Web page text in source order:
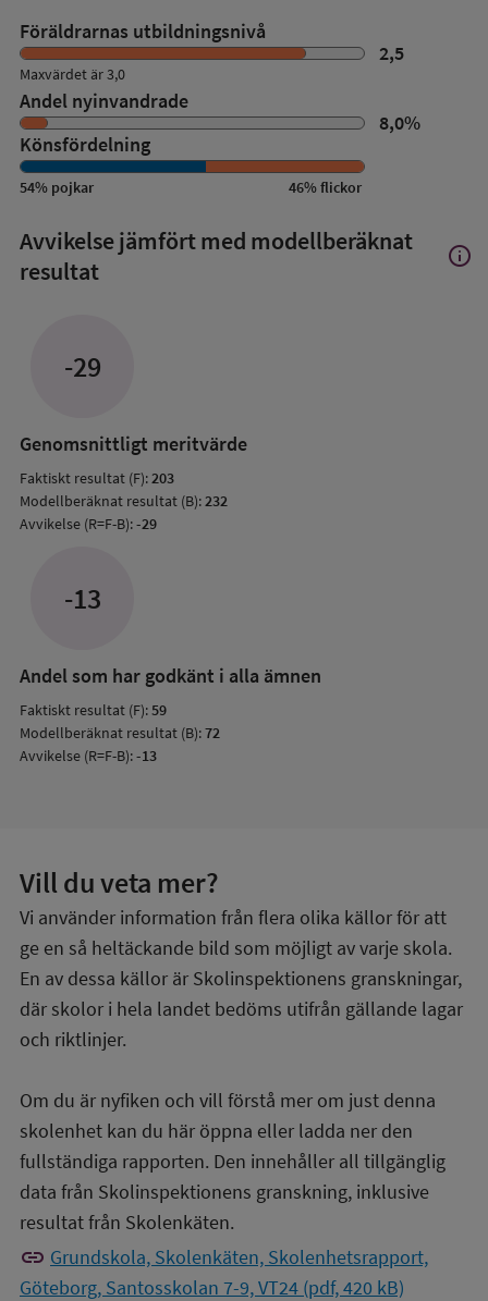
om
Bakgrundsfaktorer
Föräldrarnas utbildningsnivå
2,5
Maxvärdet är 3,0
Andel nyinvandrade
8,0%
Könsfördelning
54% pojkar 46%flickor
Avvikelse jämfört med modellberäknat
resultat
Visa
info
-29
Genomsnittligt meritvärde
Faktiskt resultat (F):203
Modellberäknat resultat (B):232
Avvikelse (R=F-B):-29
-13
Andel som har godkänt i alla ämnen
Faktiskt resultat (F):59
Modellberäknat resultat (B):72
Avvikelse (R=F-B):-13
Vill du veta mer?
Vi använder information från flera olika källor för att
ge en så heltäckande bild som möjligt av varje skola.
En av dessa källor är Skolinspektionens granskningar,
där skolor i hela landet bedöms utifrån gällande lagar
och riktlinjer.
Om du är nyfiken och vill förstå mer om just denna
skolenhet kan du här öppna eller ladda ner den
fullständiga rapporten. Den innehåller all tillgänglig
data från Skolinspektionens granskning, inklusive
resultat från Skolenkäten.
link Grundskola, Skolenkäten, Skolenhetsrapport,
Göteborg, Santosskolan 7-9, VT24 (pdf, 420 kB)